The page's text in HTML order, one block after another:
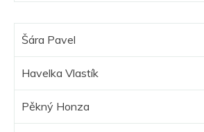
Šára Pavel
Havelka Vlastík
Pěkný Honza